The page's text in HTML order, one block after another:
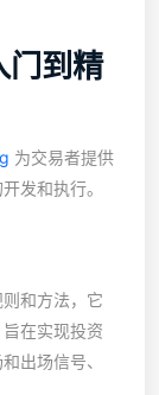
门到精
为交易者提供
发和执行。
和方法，它
在实现投资
出场信号、